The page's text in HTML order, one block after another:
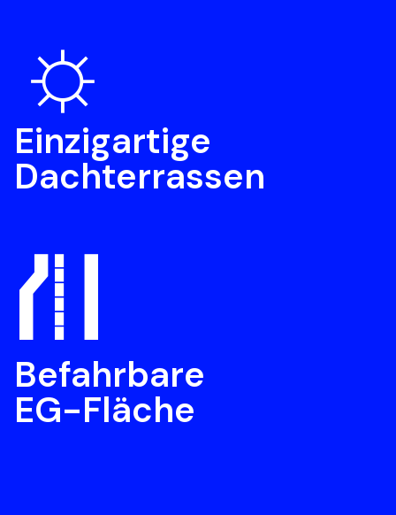
☼
Einzigartige
Dachterrassen
⛙
Befahrbare
EG-Fläche